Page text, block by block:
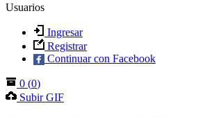
Usuarios
Ingresar
Registrar
Continuar con Facebook
0 (0)
Subir GIF